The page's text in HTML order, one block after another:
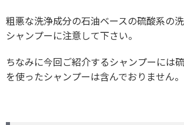
粗悪な洗浄成分の石油ベースの硫酸系の
シャンプーに注意して下さい。
ちなみに今回ご紹介するシャンプーには
を使ったシャンプーは含んでおりません。